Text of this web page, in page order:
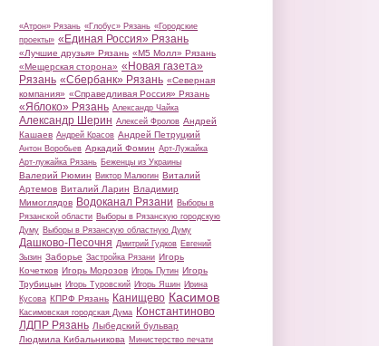
«Атрон» Рязань «Глобус» Рязань «Городские
проекты» «Единая Россия» Рязань
«Лучшие друзья» Рязань «М5 Молл» Рязань
«Мещерская сторона» «Новая газета»
Рязань «Сбербанк» Рязань «Северная
компания» «Справедливая Россия» Рязань
«Яблоко» Рязань Александр Чайка
Александр Шерин Алексей Фролов Андрей
Кашаев Андрей Красов Андрей Петруцкий
Антон Воробьев Аркадий Фомин Арт-Лужайка
Арт-лужайка Рязань Беженцы из Украины
Валерий Рюмин Виктор Малюгин Виталий
Артемов Виталий Ларин Владимир
Мимоглядов Водоканал Рязани Выборы в
Рязанской области Выборы в Рязанскую городскую
Думу Выборы в Рязанскую областную Думу
Дашково-Песочня Дмитрий Гудков Евгений
Зызин Заборье Застройка Рязани Игорь
Кочетков Игорь Морозов Игорь Путин Игорь
Трубицын Игорь Туровский Игорь Яшин Ирина
Кусова КПРФ Рязань Канищево Касимов
Касимовская городская Дума Константиново
ЛДПР Рязань Лыбедский бульвар
Людмила Кибальникова Министерство печати